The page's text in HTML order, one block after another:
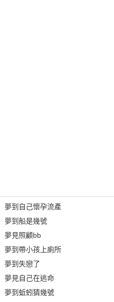
夢到自己懷孕流產
夢到船是幾號
夢見照顧bb
夢到帶小孩上廁所
夢到失戀了
夢見自己在逃命
夢到蚯蚓猜幾號